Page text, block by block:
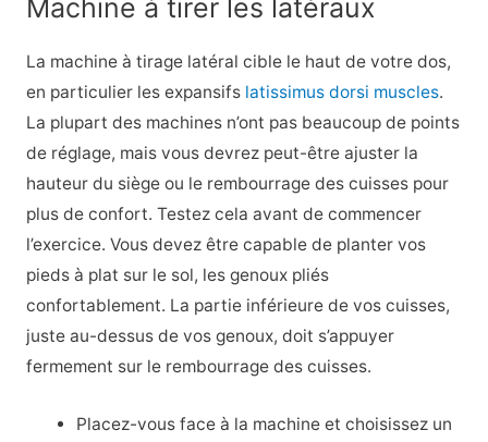
Machine à tirer les latéraux
La machine à tirage latéral cible le haut de votre dos,
en particulier les expansifs latissimus dorsi muscles.
La plupart des machines n’ont pas beaucoup de points
de réglage, mais vous devrez peut-être ajuster la
hauteur du siège ou le rembourrage des cuisses pour
plus de confort. Testez cela avant de commencer
l’exercice. Vous devez être capable de planter vos
pieds à plat sur le sol, les genoux pliés
confortablement. La partie inférieure de vos cuisses,
juste au-dessus de vos genoux, doit s’appuyer
fermement sur le rembourrage des cuisses.
Placez-vous face à la machine et choisissez un